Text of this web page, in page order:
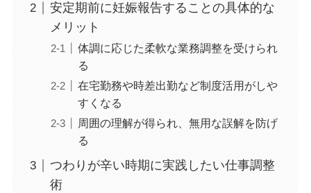
安定期前に妊娠報告することの具体的な
メリット
体調に応じた柔軟な業務調整を受けられ
る
在宅勤務や時差出勤など制度活用がしや
すくなる
周囲の理解が得られ、無用な誤解を防げ
る
つわりが辛い時期に実践したい仕事調整
術